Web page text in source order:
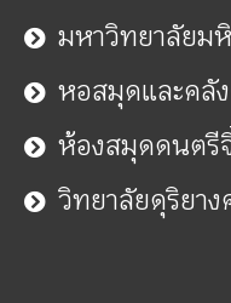
มหาวิทยาลัยม
หอสมุดและคลั
ห้องสมุดดนตรี
วิทยาลัยดุริยา